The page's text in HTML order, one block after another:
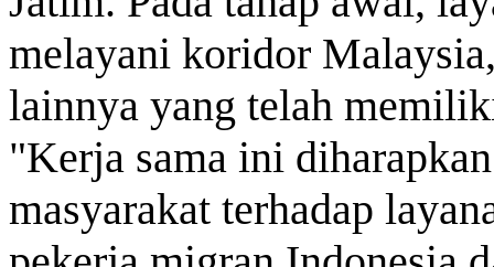
melayani koridor
lainnya yang telah
"Kerja sama ini
masyarakat terhadap